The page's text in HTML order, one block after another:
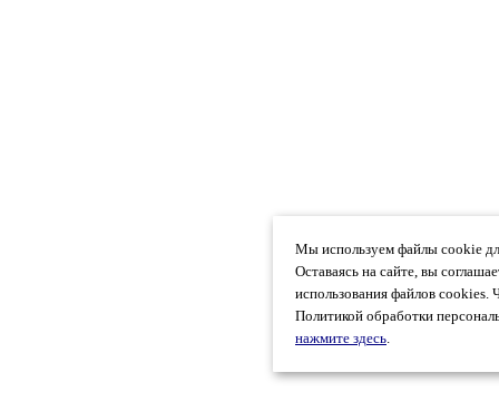
Мы используем файлы cookie
Оставаясь на сайте, вы
использования файлов cookies.
Политикой обработки
нажмите здесь.